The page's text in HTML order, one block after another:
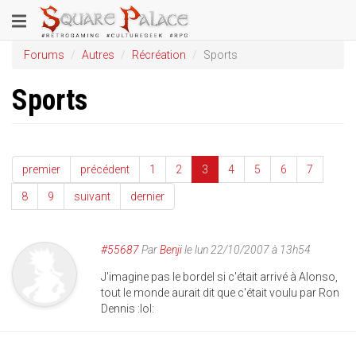
au
contenu
principal
Toggle
navigation
Forums Autres Récréation Sports
Sports
premier précédent 1 2 3 4 5 6 7
8 9 suivant dernier
#55687ParBenjile lun 22/10/2007 à 13h54
J'imagine pas le bordel si c'était arrivé à Alonso,
tout le monde aurait dit que c'était voulu par Ron
Dennis :lol: